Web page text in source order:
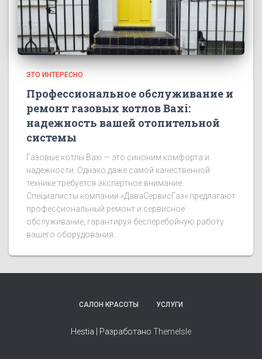
ЭТО ИНТЕРЕСНО
Профессиональное обслуживание и
ремонт газовых котлов Baxi:
надежность вашей отопительной
системы
Газовые котлы Baxi — это синоним комфорта и
надежности. Однако даже самой качественной
технике требуется экспертное внимание.
Специалисты компании «ДаваСервисГаз» предлагают
профессиональный ремонт и сервисное
обслуживание, гарантируя бесперебойную работу
вашего оборудования.
САЛОН КРАСОТЫ УСЛУГИ
Hestia | Разработано ThemeIsle